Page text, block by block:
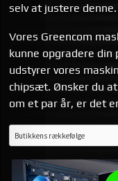
selv at justere denne.
Vores Greencom
kunne opgradere din
udstyrer vores
chipsæt. Ønsker du
om et par år, er det